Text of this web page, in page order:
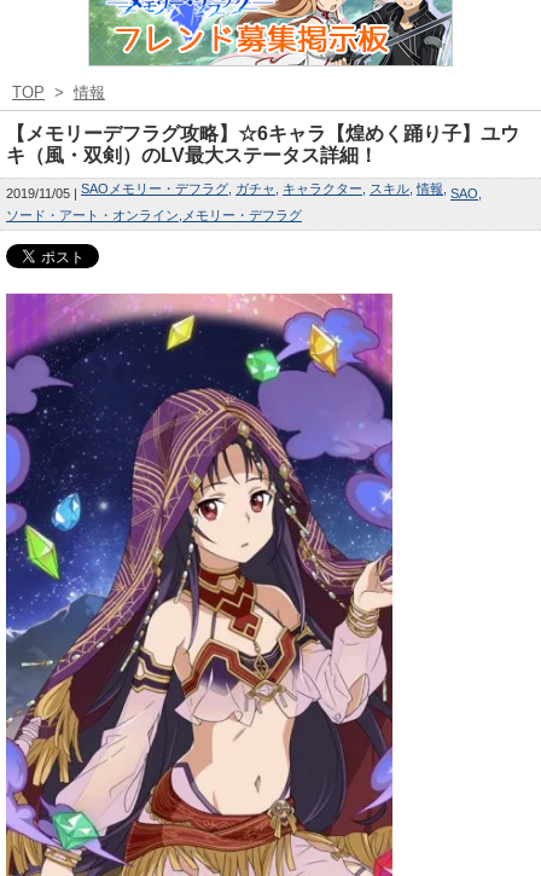
TOP > 情報
【メモリーデフラグ攻略】☆6キャラ【煌めく踊り子】ユウ
キ（風・双剣）のLV最大ステータス詳細！
2019/11/05 SAOメモリー・デフラグ ガチャ キャラクター スキル 情報 SAO
ソード・アート・オンライン メモリー・デフラグ